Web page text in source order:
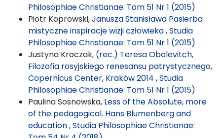
Philosophiae Christianae: Tom 51 Nr 1 (2015)
Piotr Koprowski,Janusza Stanisława Pasierba
mistyczne inspiracje wizji człowieka,Studia
Philosophiae Christianae: Tom 51 Nr 1 (2015)
Justyna Kroczak, (rec.) Teresa Obolevitch,
Filozofia rosyjskiego renesansu patrystycznego,
Copernicus Center, Kraków 2014 ,Studia
Philosophiae Christianae: Tom 51 Nr 1 (2015)
Paulina Sosnowska, Less of the Absolute, more
of the pedagogical. Hans Blumenberg and
education,Studia Philosophiae Christianae: